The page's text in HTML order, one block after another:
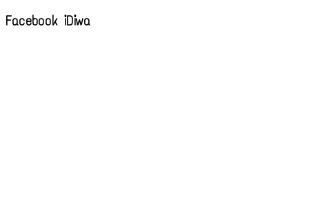
Facebook iDiwa